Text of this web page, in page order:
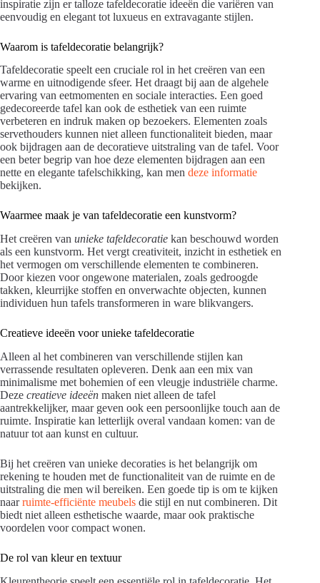
inspiratie zijn er talloze tafeldecoratie ideeën die variëren van
eenvoudig en elegant tot luxueus en extravagante stijlen.
Waarom is tafeldecoratie belangrijk?
Tafeldecoratie speelt een cruciale rol in het creëren van een
warme en uitnodigende sfeer. Het draagt bij aan de algehele
ervaring van eetmomenten en sociale interacties. Een goed
gedecoreerde tafel kan ook de esthetiek van een ruimte
verbeteren en indruk maken op bezoekers. Elementen zoals
servethouders kunnen niet alleen functionaliteit bieden, maar
ook bijdragen aan de decoratieve uitstraling van de tafel. Voor
een beter begrip van hoe deze elementen bijdragen aan een
nette en elegante tafelschikking, kan men deze informatie
bekijken.
Waarmee maak je van tafeldecoratie een kunstvorm?
Het creëren van unieke tafeldecoratie kan beschouwd worden
als een kunstvorm. Het vergt creativiteit, inzicht in esthetiek en
het vermogen om verschillende elementen te combineren.
Door kiezen voor ongewone materialen, zoals gedroogde
takken, kleurrijke stoffen en onverwachte objecten, kunnen
individuen hun tafels transformeren in ware blikvangers.
Creatieve ideeën voor unieke tafeldecoratie
Alleen al het combineren van verschillende stijlen kan
verrassende resultaten opleveren. Denk aan een mix van
minimalisme met bohemien of een vleugje industriële charme.
Deze creatieve ideeën maken niet alleen de tafel
aantrekkelijker, maar geven ook een persoonlijke touch aan de
ruimte. Inspiratie kan letterlijk overal vandaan komen: van de
natuur tot aan kunst en cultuur.
Bij het creëren van unieke decoraties is het belangrijk om
rekening te houden met de functionaliteit van de ruimte en de
uitstraling die men wil bereiken. Een goede tip is om te kijken
naarruimte-efficiënte meubels die stijl en nut combineren. Dit
biedt niet alleen esthetische waarde, maar ook praktische
voordelen voor compact wonen.
De rol van kleur en textuur